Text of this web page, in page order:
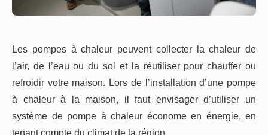
Les pompes à chaleur peuvent collecter la chaleur de
l’air, de l’eau ou du sol et la réutiliser pour chauffer ou
refroidir votre maison. Lors de l’installation d’une pompe
à chaleur à la maison, il faut envisager d’utiliser un
système de pompe à chaleur économe en énergie, en
tenant compte du climat de la région.